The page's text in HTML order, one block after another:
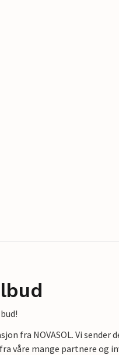
fra NOVASOL. Vi sender
våre mange partnere og